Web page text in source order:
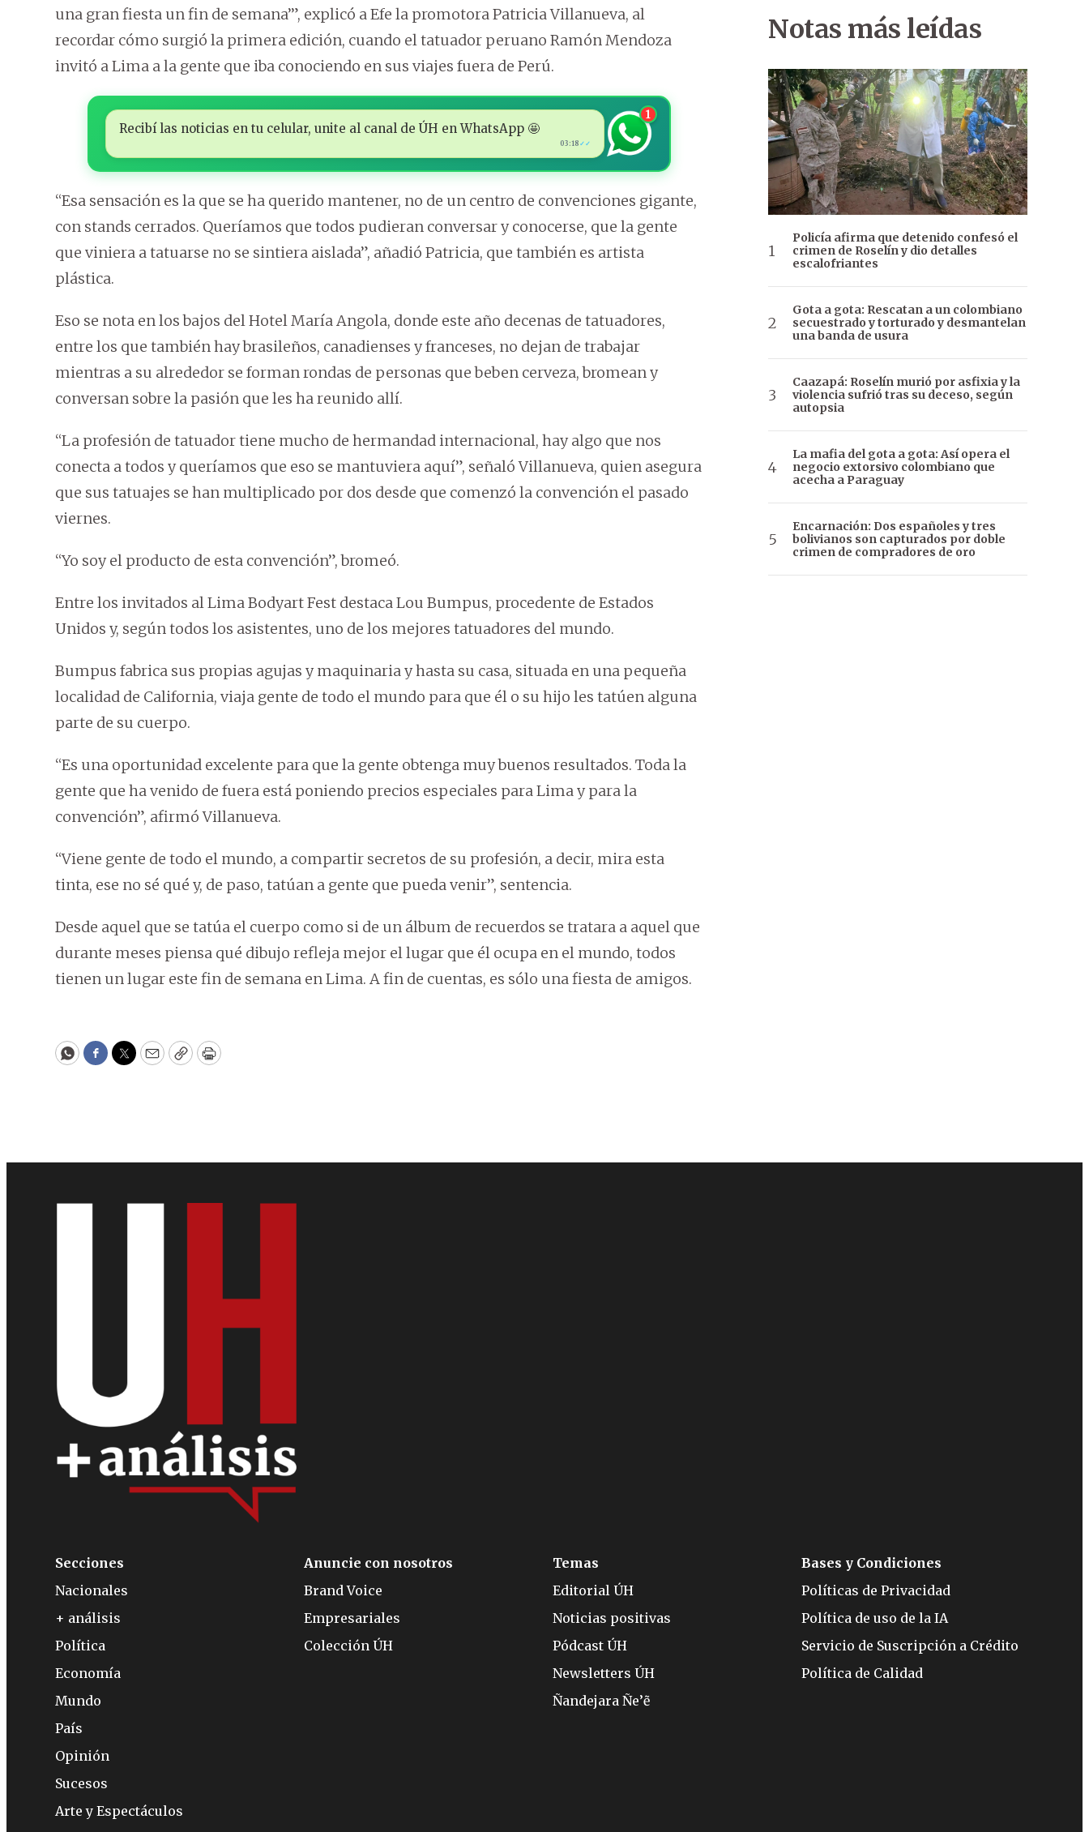
una gran fiesta un fin de semana’”, explicó a Efe la promotora Patricia Villanueva, al
recordar cómo surgió la primera edición, cuando el tatuador peruano Ramón Mendoza
invitó a Lima a la gente que iba conociendo en sus viajes fuera de Perú.
Recibí las noticias en tu celular, unite al canal de ÚH en WhatsApp 🤩
03:18 ✓✓
1
“Esa sensación es la que se ha querido mantener, no de un centro de convenciones gigante,
con stands cerrados. Queríamos que todos pudieran conversar y conocerse, que la gente
que viniera a tatuarse no se sintiera aislada”, añadió Patricia, que también es artista
plástica.
Eso se nota en los bajos del Hotel María Angola, donde este año decenas de tatuadores,
entre los que también hay brasileños, canadienses y franceses, no dejan de trabajar
mientras a su alrededor se forman rondas de personas que beben cerveza, bromean y
conversan sobre la pasión que les ha reunido allí.
“La profesión de tatuador tiene mucho de hermandad internacional, hay algo que nos
conecta a todos y queríamos que eso se mantuviera aquí”, señaló Villanueva, quien asegura
que sus tatuajes se han multiplicado por dos desde que comenzó la convención el pasado
viernes.
“Yo soy el producto de esta convención”, bromeó.
Entre los invitados al Lima Bodyart Fest destaca Lou Bumpus, procedente de Estados
Unidos y, según todos los asistentes, uno de los mejores tatuadores del mundo.
Bumpus fabrica sus propias agujas y maquinaria y hasta su casa, situada en una pequeña
localidad de California, viaja gente de todo el mundo para que él o su hijo les tatúen alguna
parte de su cuerpo.
“Es una oportunidad excelente para que la gente obtenga muy buenos resultados. Toda la
gente que ha venido de fuera está poniendo precios especiales para Lima y para la
convención”, afirmó Villanueva.
“Viene gente de todo el mundo, a compartir secretos de su profesión, a decir, mira esta
tinta, ese no sé qué y, de paso, tatúan a gente que pueda venir”, sentencia.
Desde aquel que se tatúa el cuerpo como si de un álbum de recuerdos se tratara a aquel que
durante meses piensa qué dibujo refleja mejor el lugar que él ocupa en el mundo, todos
tienen un lugar este fin de semana en Lima. A fin de cuentas, es sólo una fiesta de amigos.
WhatsApp
Facebook
Twitter
EmailCopyPrint
Notas más leídas
Policía afirma que detenido confesó el
crimen de Roselín y dio detalles
escalofriantes
Gota a gota: Rescatan a un colombiano
secuestrado y torturado y desmantelan
una banda de usura
Caazapá: Roselín murió por asfixia y la
violencia sufrió tras su deceso, según
autopsia
La mafia del gota a gota: Así opera el
negocio extorsivo colombiano que
acecha a Paraguay
Encarnación: Dos españoles y tres
bolivianos son capturados por doble
crimen de compradores de oro
Secciones
Nacionales
+ análisis
Política
Economía
Mundo
País
Opinión
Sucesos
Arte y Espectáculos
Anuncie con nosotros
Brand Voice
Empresariales
Colección ÚH
Temas
Editorial ÚH
Noticias positivas
Pódcast ÚH
Newsletters ÚH
Ñandejara Ñe’ẽ
Bases y Condiciones
Políticas de Privacidad
Política de uso de la IA
Servicio de Suscripción a Crédito
Política de Calidad